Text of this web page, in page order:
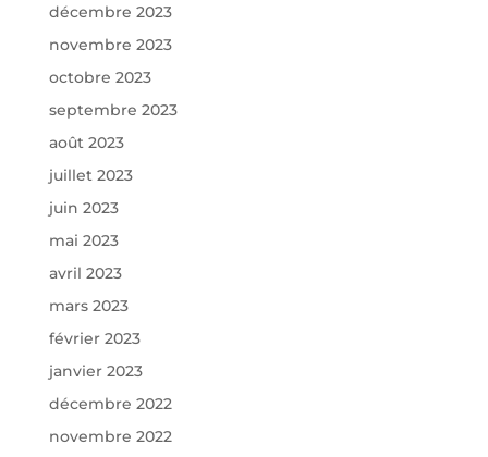
décembre 2023
novembre 2023
octobre 2023
septembre 2023
août 2023
juillet 2023
juin 2023
mai 2023
avril 2023
mars 2023
février 2023
janvier 2023
décembre 2022
novembre 2022